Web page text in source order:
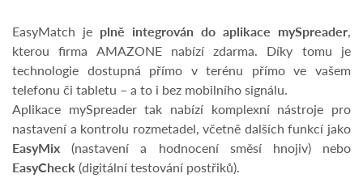
EasyMatch je plně integrován do aplikace mySpreader,
kterou firma AMAZONE nabízí zdarma. Díky tomu je
technologie dostupná přímo v terénu přímo ve vašem
telefonu či tabletu – a to i bez mobilního signálu.
Aplikace mySpreader tak nabízí komplexní nástroje pro
nastavení a kontrolu rozmetadel, včetně dalších funkcí jako
EasyMix (nastavení a hodnocení směsí hnojiv) nebo
EasyCheck(digitální testování postřiků).